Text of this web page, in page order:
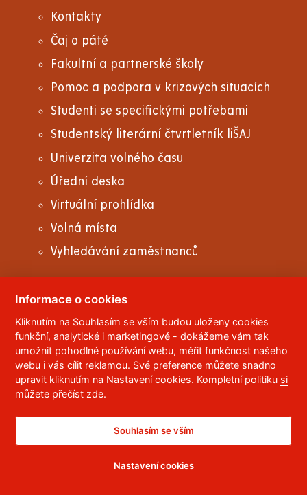
Kontakty
Čaj o páté
Fakultní a partnerské školy
Pomoc a podpora v krizových situacích
Studenti se specifickými potřebami
Studentský literární čtvrtletník liŠAJ
Univerzita volného času
Úřední deska
Virtuální prohlídka
Volná místa
Vyhledávání zaměstnanců
© 2023 Univerzita Pardubice,Studentská 95
532 10 Pardubice 2
Telefon: 466 036 111, 466 036 112, 466 036 113
Správce webu ,RSS
ID datové schránky:
Prohlášení o přístupnosti
CC BY-NC-ND 4.0 CZ
Informace o cookies
Kliknutím na Souhlasím se vším budou uloženy cookies
funkční, analytické i marketingové - dokážeme vám tak
umožnit pohodlné používání webu, měřit funkčnost našeho
webu i vás cílit reklamou. Své preference můžete snadno
upravit kliknutím na Nastavení cookies. Kompletní politiku si
můžete přečíst zde.
Souhlasím se vším
Nastavení cookies